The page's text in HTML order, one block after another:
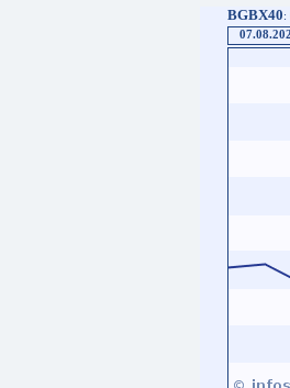
BGBX40: